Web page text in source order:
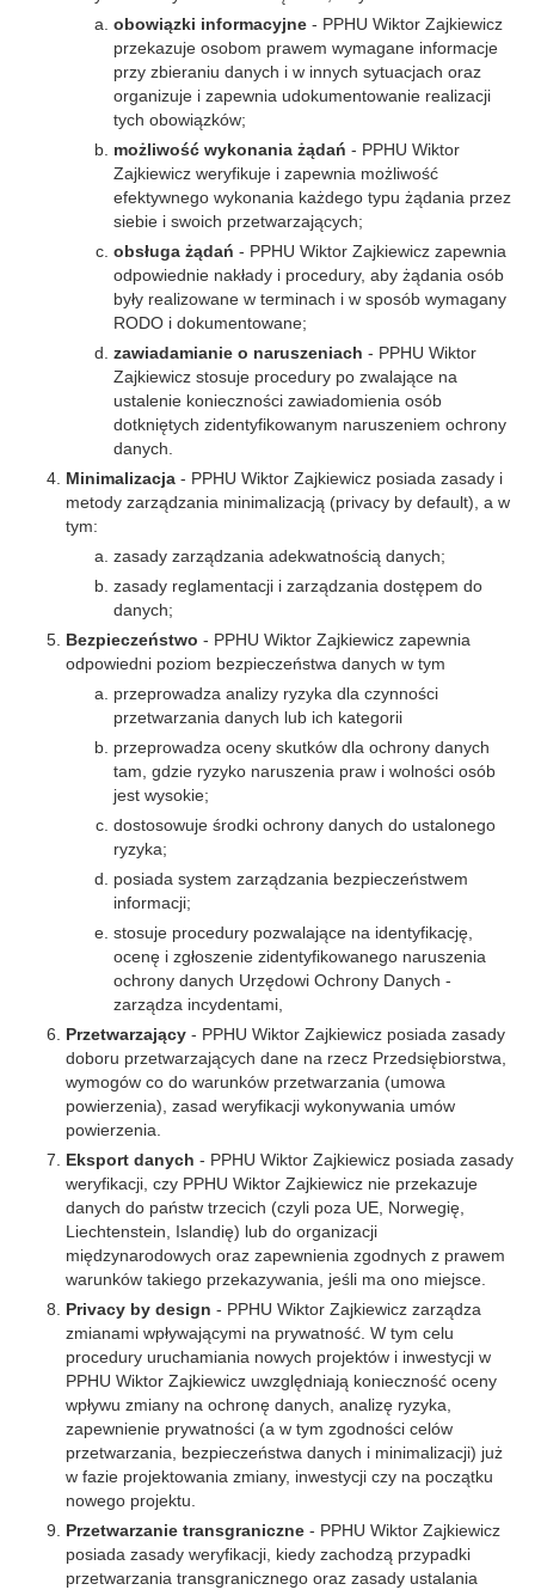
obowiązki informacyjne - PPHU Wiktor Zajkiewicz
przekazuje osobom prawem wymagane informacje
przy zbieraniu danych i w innych sytuacjach oraz
organizuje i zapewnia udokumentowanie realizacji
tych obowiązków;
możliwość wykonania żądań - PPHU Wiktor
Zajkiewicz weryfikuje i zapewnia możliwość
efektywnego wykonania każdego typu żądania przez
siebie i swoich przetwarzających;
obsługa żądań - PPHU Wiktor Zajkiewicz zapewnia
odpowiednie nakłady i procedury, aby żądania osób
były realizowane w terminach i w sposób wymagany
RODO i dokumentowane;
zawiadamianie o naruszeniach - PPHU Wiktor
Zajkiewicz stosuje procedury po zwalające na
ustalenie konieczności zawiadomienia osób
dotkniętych zidentyfikowanym naruszeniem ochrony
danych.
Minimalizacja - PPHU Wiktor Zajkiewicz posiada zasady i
metody zarządzania minimalizacją (privacy by default), a w
tym:
zasady zarządzania adekwatnością danych;
zasady reglamentacji i zarządzania dostępem do
danych;
Bezpieczeństwo - PPHU Wiktor Zajkiewicz zapewnia
odpowiedni poziom bezpieczeństwa danych w tym
przeprowadza analizy ryzyka dla czynności
przetwarzania danych lub ich kategorii
przeprowadza oceny skutków dla ochrony danych
tam, gdzie ryzyko naruszenia praw i wolności osób
jest wysokie;
dostosowuje środki ochrony danych do ustalonego
ryzyka;
posiada system zarządzania bezpieczeństwem
informacji;
stosuje procedury pozwalające na identyfikację,
ocenę i zgłoszenie zidentyfikowanego naruszenia
ochrony danych Urzędowi Ochrony Danych -
zarządza incydentami,
Przetwarzający - PPHU Wiktor Zajkiewicz posiada zasady
doboru przetwarzających dane na rzecz Przedsiębiorstwa,
wymogów co do warunków przetwarzania (umowa
powierzenia), zasad weryfikacji wykonywania umów
powierzenia.
Eksport danych - PPHU Wiktor Zajkiewicz posiada zasady
weryfikacji, czy PPHU Wiktor Zajkiewicz nie przekazuje
danych do państw trzecich (czyli poza UE, Norwegię,
Liechtenstein, Islandię) lub do organizacji
międzynarodowych oraz zapewnienia zgodnych z prawem
warunków takiego przekazywania, jeśli ma ono miejsce.
Privacy by design - PPHU Wiktor Zajkiewicz zarządza
zmianami wpływającymi na prywatność. W tym celu
procedury uruchamiania nowych projektów i inwestycji w
PPHU Wiktor Zajkiewicz uwzględniają konieczność oceny
wpływu zmiany na ochronę danych, analizę ryzyka,
zapewnienie prywatności (a w tym zgodności celów
przetwarzania, bezpieczeństwa danych i minimalizacji) już
w fazie projektowania zmiany, inwestycji czy na początku
nowego projektu.
Przetwarzanie transgraniczne - PPHU Wiktor Zajkiewicz
posiada zasady weryfikacji, kiedy zachodzą przypadki
przetwarzania transgranicznego oraz zasady ustalania